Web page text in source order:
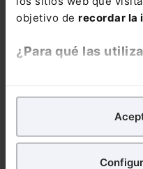
objetivo de recordar la
¿Para qué las
analíticospara tratar de
nuestra página web.
para poder mostrarte
Mercados y la
acuerdo con el
COMENTARIOS